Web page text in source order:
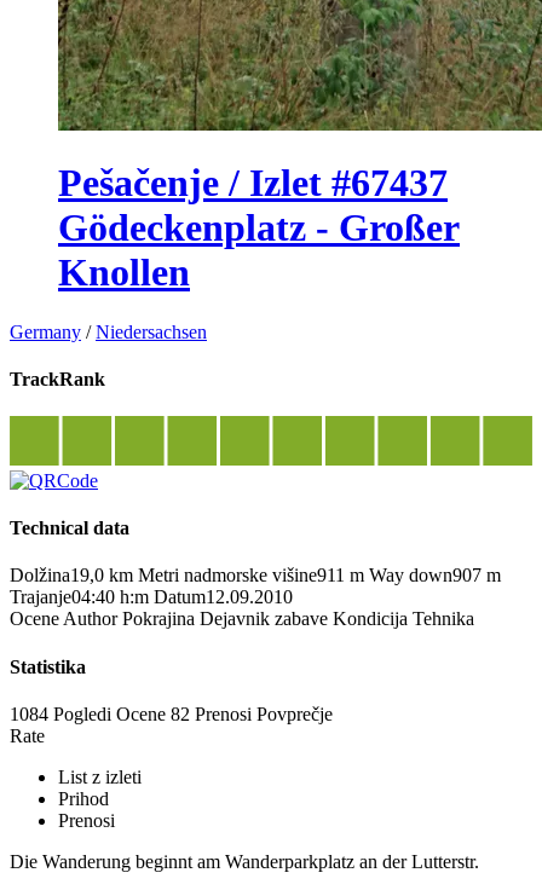
Pešačenje / Izlet #67437
Gödeckenplatz - Großer
Knollen
Germany /Niedersachsen
TrackRank
Technical data
Dolžina19,0 km Metri nadmorske višine911 m Way down907 m
Trajanje04:40 h:m Datum12.09.2010
Ocene Author Pokrajina Dejavnik zabave Kondicija Tehnika
Statistika
1084 Pogledi Ocene 82 Prenosi Povprečje
Rate
List z izleti
Prihod
Prenosi
Die Wanderung beginnt am Wanderparkplatz an der Lutterstr.